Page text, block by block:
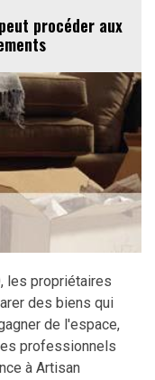
procéder aux
les propriétaires
des biens qui
de l'espace,
professionnels
à Artisan